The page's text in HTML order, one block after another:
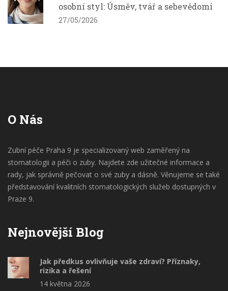
osobní styl: Úsměv, tvář a sebevědomí
27/05/2026
O Nás
Zubní péče Praha 9 je specializovaný web zaměřený na
stomatologii a péči o zuby. Najdete zde užitečné informace a
rady, jak správně pečovat o své zuby a dásně. Věnujeme se také
představování kvalitních stomatologických služeb dostupných v
Praze 9.
Nejnovější Blog
Jak předkus ovlivňuje vaše zdraví? Příznaky,
rizika a řešení
14 května 2026